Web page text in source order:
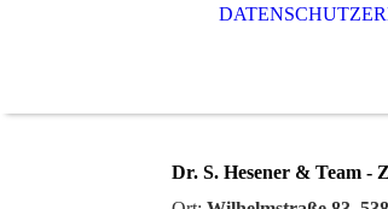
Dr. S. Hesener & Team -